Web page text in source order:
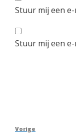
Stuur mij een
Stuur mij een
Vorig
Vorige